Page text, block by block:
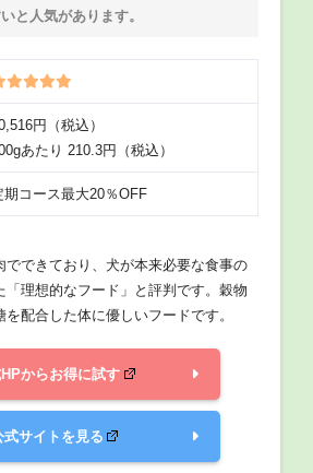
と人気があります。
円（税込）
あたり 210.3円（税込）
期コース最大20％OFF
でできており、犬が本来必要な食事の
「理想的なフード」と評判です。穀物
配合した体に優しいフードです。
からお得に試す
式サイトを見る